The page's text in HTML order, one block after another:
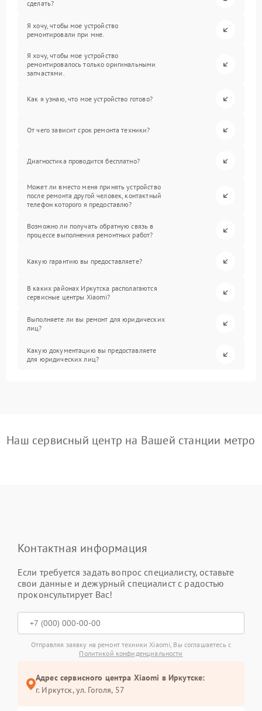
сделать?
Я хочу, чтобы мое устройство
ремонтировали при мне.
Я хочу, чтобы мое устройство
ремонтировалось только оригинальными
запчастями.
Как я узнаю, что мое устройство готово?
От чего зависит срок ремонта техники?
Диагностика проводится бесплатно?
Может ли вместо меня принять устройство
после ремонта другой человек, контактный
телефон которого я предоставлю?
Возможно ли получать обратную связь в
процессе выполнения ремонтных работ?
Какую гарантию вы предоставляете?
В каких районах Иркутска располагаются
сервисные центры Xiaomi?
Выполняете ли вы ремонт для юридических
лиц?
Какую документацию вы предоставляете
для юридических лиц?
Наш сервисный центр на Вашей станции метро
Контактная информация
Если требуется задать вопрос специалисту, оставьте
свои данные и дежурный специалист с радостью
проконсультирует Вас!
Отправляя заявку на ремонт техники Xiaomi, Вы соглашаетесь с
Политикой конфиденциальности
Адрес сервисного центра Xiaomi в Иркутске:
г. Иркутск, ул. ​Гоголя, 57